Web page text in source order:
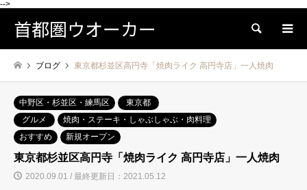
-->
首都圏ウオーカー 検索
ブログ 東京都杉並区高円寺「焼肉ライク 高円寺店」一人焼肉
中野区・杉並区・練馬区
東京都
グルメ
焼肉・ステーキ・しゃぶしゃぶ・肉料理
おすすめ
新規オープン
東京都杉並区高円寺「焼肉ライク 高円寺店」一人焼肉
2020.09.01 / 最終更新日：2021.05.12